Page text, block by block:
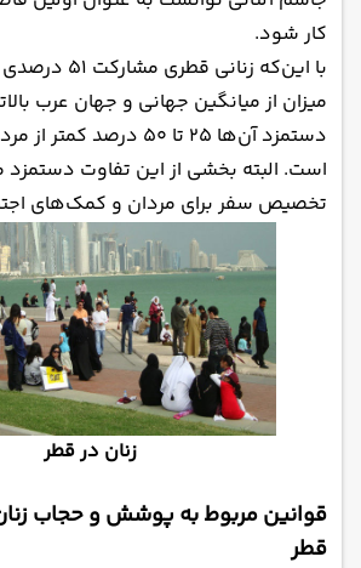
کار شود.
با این‌که زنانی
میزان از میانگین جهانی و جهان عرب
دستمزد آن‌ها ۲۵ تا ۵۰ درصد
است. البته بخشی از این تفاوت
تخصیص سفر برای مردان و کمک‌های
زنان در قطر
قوانین مربوط به پوشش و حجاب
قطر